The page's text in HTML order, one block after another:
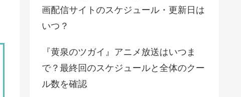
画配信サイトのスケジュール・更新日は
いつ？
『黄泉のツガイ』アニメ放送はいつま
で？最終回のスケジュールと全体のクー
ル数を確認